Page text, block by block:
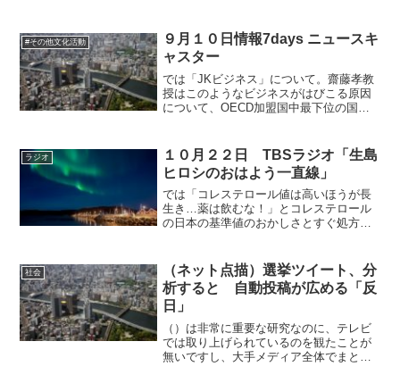
の何倍もの時間をかけてやらなければな
らないことなのです。知性の...
#その他文化活動
９月１０日情報7days ニュースキ
ャスター
では「JKビジネス」について。齋藤孝教
授はこのようなビジネスがはびこる原因
について、OECD加盟国中最下位の国に
いるので痛切に感じているのだと思いま
す。きっと優秀な学生...
ラジオ
１０月２２日 TBSラジオ「生島
ヒロシのおはよう一直線」
では「コレステロール値は高いほうが長
生き…薬は飲むな！」とコレステロール
の日本の基準値のおかしさとすぐ処方さ
しい。生島さんの奥さんも飲んでるらし
い。飲んでいる人が多いだ...
社会
（ネット点描）選挙ツイート、分
析すると 自動投稿が広める「反
日」
（）は非常に重要な研究なのに、テレビ
では取り上げられているのを観たことが
無いですし、大手メディア全体でまとも